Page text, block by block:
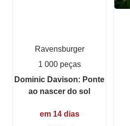
Ravensburger
1 000 peças
Dominic Davison: Ponte
ao nascer do sol
em 14 dias